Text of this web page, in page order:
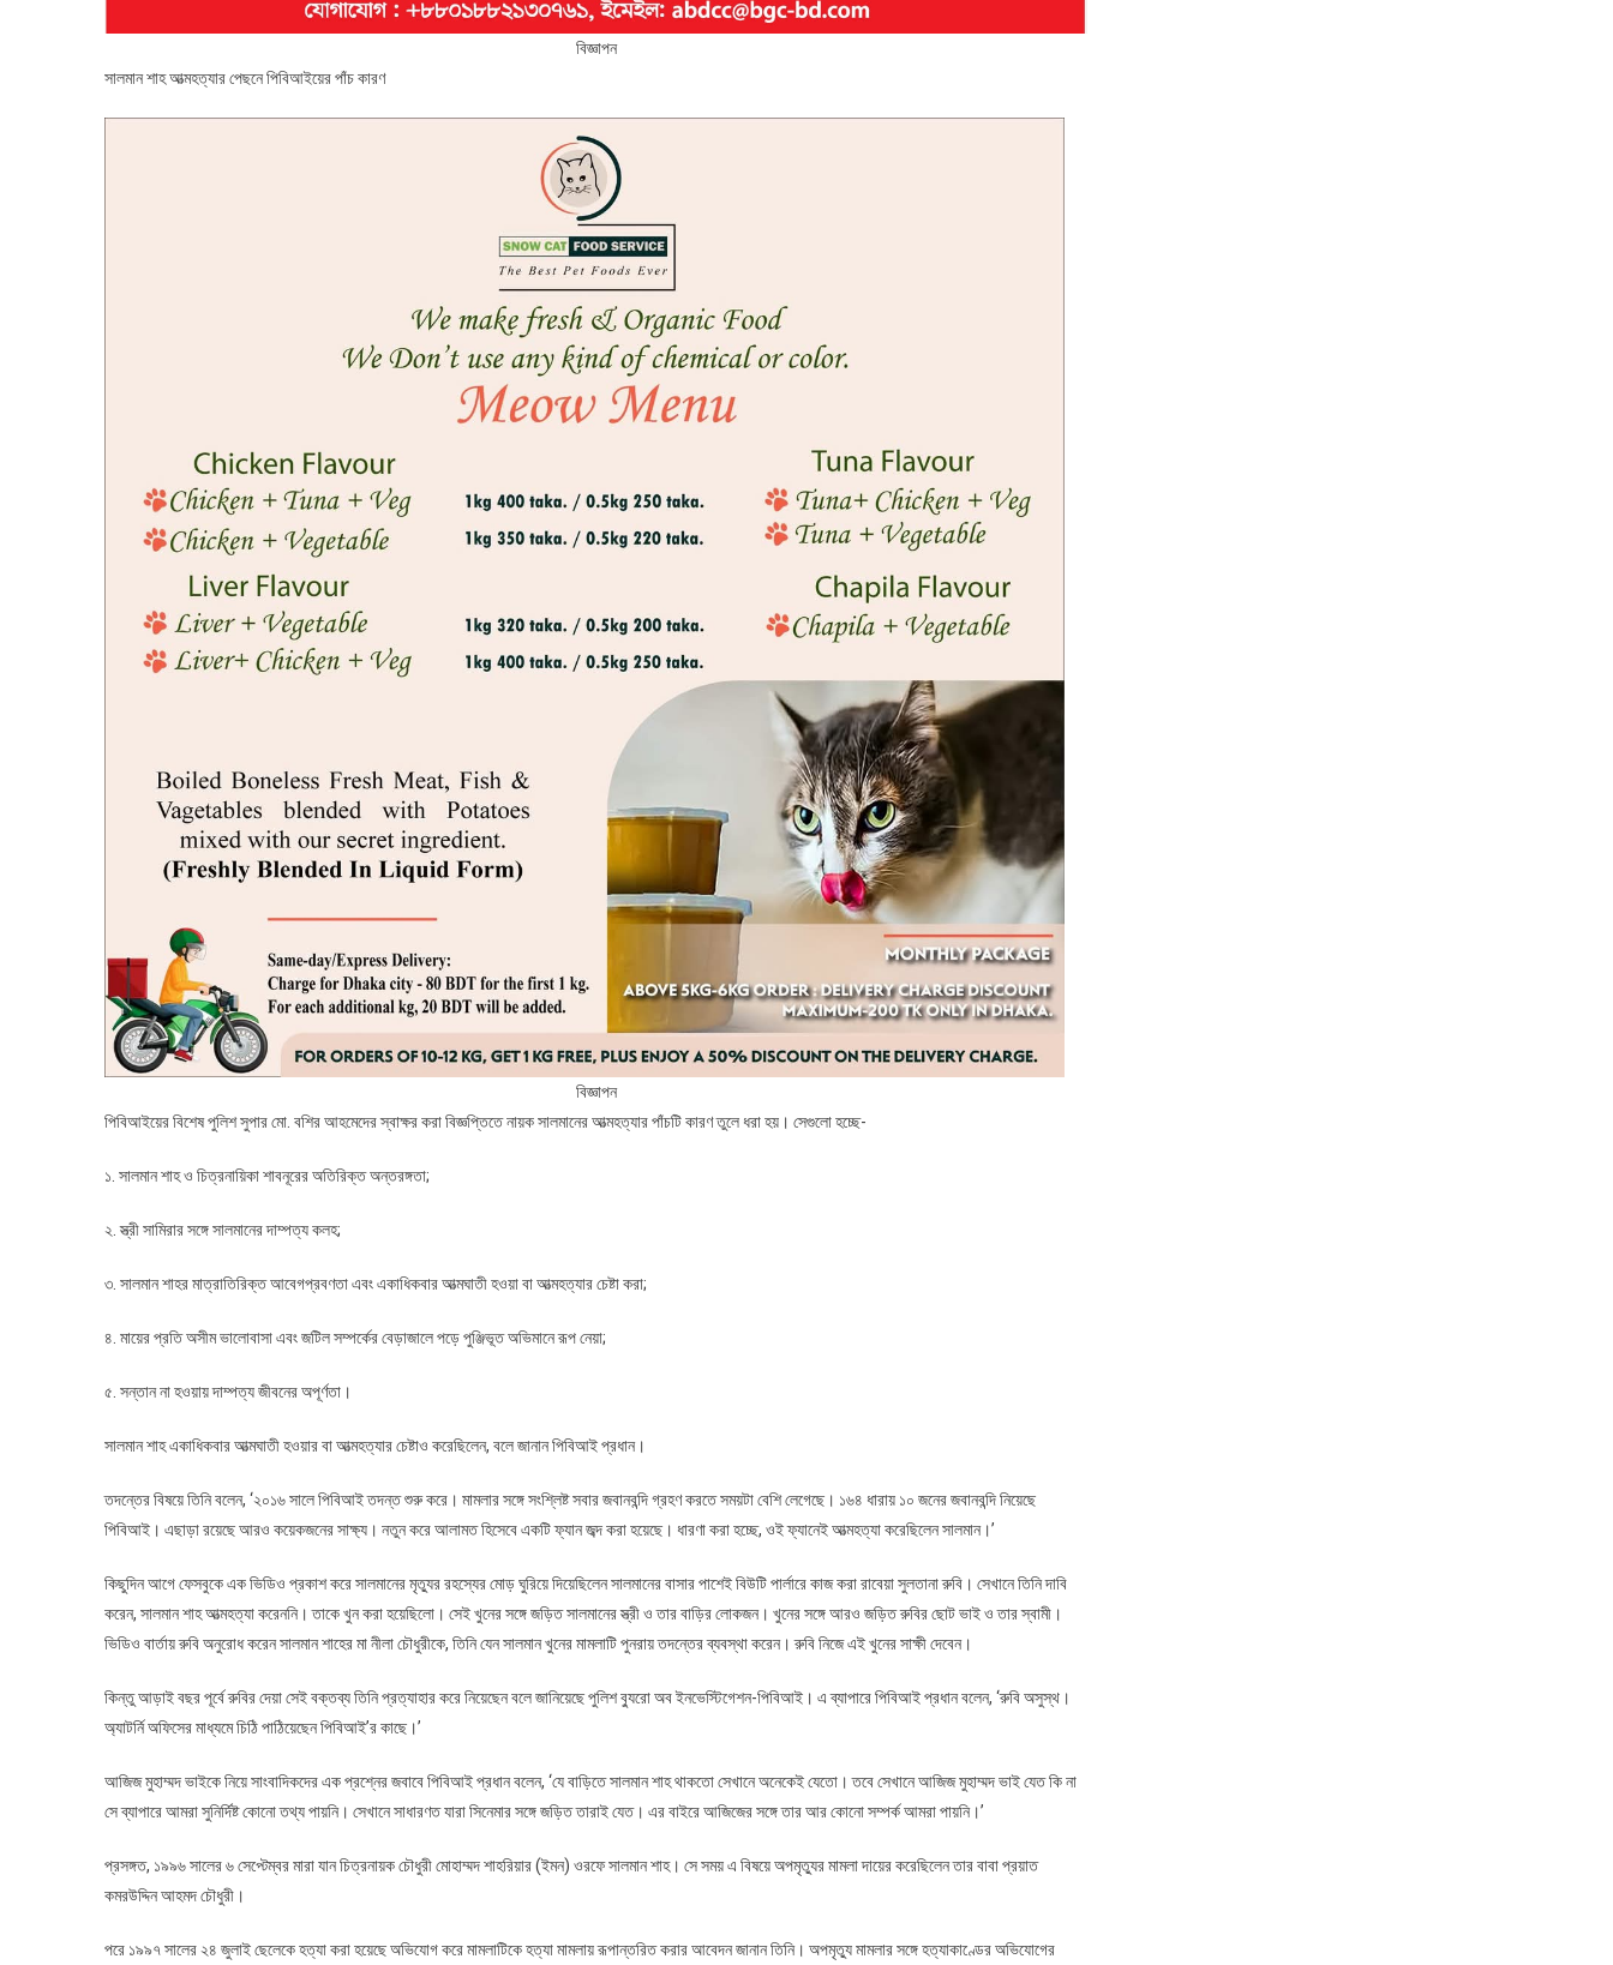
বিজ্ঞাপন
সালমান শাহ আত্মহত্যার পেছনে পিবিআইয়ের পাঁচ কারণ
বিজ্ঞাপন
পিবিআইয়ের বিশেষ পুলিশ সুপার মো. বশির আহমেদের স্বাক্ষর করা বিজ্ঞপ্তিতে নায়ক সালমানের আত্মহত্যার পাঁচটি কারণ তুলে ধরা হয়। সেগুলো হচ্ছে-
১. সালমান শাহ ও চিত্রনায়িকা শাবনূরের অতিরিক্ত অন্তরঙ্গতা;
২. স্ত্রী সামিরার সঙ্গে সালমানের দাম্পত্য কলহ;
৩. সালমান শাহর মাত্রাতিরিক্ত আবেগপ্রবণতা এবং একাধিকবার আত্মঘাতী হওয়া বা আত্মহত্যার চেষ্টা করা;
৪. মায়ের প্রতি অসীম ভালোবাসা এবং জটিল সম্পর্কের বেড়াজালে পড়ে পুঞ্জিভূত অভিমানে রূপ নেয়া;
৫. সন্তান না হওয়ায় দাম্পত্য জীবনের অপূর্ণতা।
সালমান শাহ একাধিকবার আত্মঘাতী হওয়ার বা আত্মহত্যার চেষ্টাও করেছিলেন, বলে জানান পিবিআই প্রধান।
তদন্তের বিষয়ে তিনি বলেন, ‘২০১৬ সালে পিবিআই তদন্ত শুরু করে। মামলার সঙ্গে সংশ্লিষ্ট সবার জবানবন্দি গ্রহণ করতে সময়টা বেশি লেগেছে। ১৬৪ ধারায় ১০ জনের জবানবন্দি নিয়েছে
পিবিআই। এছাড়া রয়েছে আরও কয়েকজনের সাক্ষ্য। নতুন করে আলামত হিসেবে একটি ফ্যান জব্দ করা হয়েছে। ধারণা করা হচ্ছে, ওই ফ্যানেই আত্মহত্যা করেছিলেন সালমান।’
কিছুদিন আগে ফেসবুকে এক ভিডিও প্রকাশ করে সালমানের মৃত্যুর রহস্যের মোড় ঘুরিয়ে দিয়েছিলেন সালমানের বাসার পাশেই বিউটি পার্লারে কাজ করা রাবেয়া সুলতানা রুবি। সেখানে তিনি দাবি
করেন, সালমান শাহ আত্মহত্যা করেননি। তাকে খুন করা হয়েছিলো। সেই খুনের সঙ্গে জড়িত সালমানের স্ত্রী ও তার বাড়ির লোকজন। খুনের সঙ্গে আরও জড়িত রুবির ছোট ভাই ও তার স্বামী।
ভিডিও বার্তায় রুবি অনুরোধ করেন সালমান শাহের মা নীলা চৌধুরীকে, তিনি যেন সালমান খুনের মামলাটি পুনরায় তদন্তের ব্যবস্থা করেন। রুবি নিজে এই খুনের সাক্ষী দেবেন।
কিন্তু আড়াই বছর পূর্বে রুবির দেয়া সেই বক্তব্য তিনি প্রত্যাহার করে নিয়েছেন বলে জানিয়েছে পুলিশ ব্যুরো অব ইনভেস্টিগেশন-পিবিআই। এ ব্যাপারে পিবিআই প্রধান বলেন, ‘রুবি অসুস্থ।
অ্যাটর্নি অফিসের মাধ্যমে চিঠি পাঠিয়েছেন পিবিআই’র কাছে।’
আজিজ মুহাম্মদ ভাইকে নিয়ে সাংবাদিকদের এক প্রশ্নের জবাবে পিবিআই প্রধান বলেন, ‘যে বাড়িতে সালমান শাহ থাকতো সেখানে অনেকেই যেতো। তবে সেখানে আজিজ মুহাম্মদ ভাই যেত কি না
সে ব্যাপারে আমরা সুনির্দিষ্ট কোনো তথ্য পায়নি। সেখানে সাধারণত যারা সিনেমার সঙ্গে জড়িত তারাই যেত। এর বাইরে আজিজের সঙ্গে তার আর কোনো সম্পর্ক আমরা পায়নি।’
প্রসঙ্গত, ১৯৯৬ সালের ৬ সেপ্টেম্বর মারা যান চিত্রনায়ক চৌধুরী মোহাম্মদ শাহরিয়ার (ইমন) ওরফে সালমান শাহ। সে সময় এ বিষয়ে অপমৃত্যুর মামলা দায়ের করেছিলেন তার বাবা প্রয়াত
কমরউদ্দিন আহমদ চৌধুরী।
পরে ১৯৯৭ সালের ২৪ জুলাই ছেলেকে হত্যা করা হয়েছে অভিযোগ করে মামলাটিকে হত্যা মামলায় রূপান্তরিত করার আবেদন জানান তিনি। অপমৃত্যু মামলার সঙ্গে হত্যাকাণ্ডের অভিযোগের